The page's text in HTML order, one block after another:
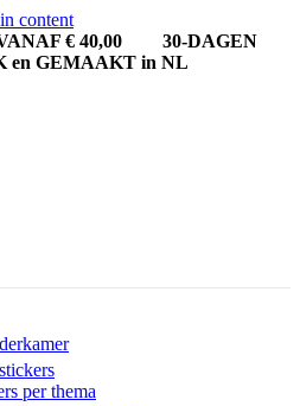
content
€ 40,00
30-DAGEN
GEMAAKT in NL
per thema